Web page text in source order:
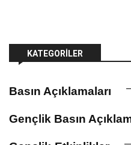
KATEGORILER
Basın Açıklamaları
Gençlik Basın